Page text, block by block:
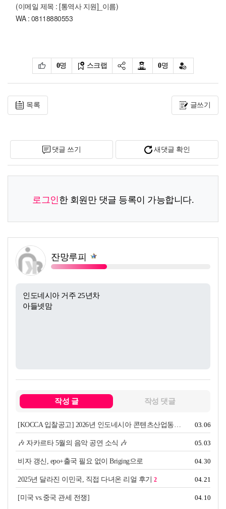
(이메일 제목 : [통역사 지원]_이름)
WA : 08118880553
0명 스크랩 0명
목록 글쓰기
댓글 쓰기 새댓글 확인
로그인한 회원만 댓글 등록이 가능합니다.
잔망루피
인도네시아 거주 25년차
아들넷맘
작성 글 작성 댓글
[KOCCA 입찰공고] 2026년 인도네시아 콘텐츠산업동향조사 위탁용역 03. 06
🎶 자카르타 5월의 음악 공연 소식 🎶 05. 03
비자 갱신, epo+출국 필요 없이 Briging으로 04. 30
2025년 달라진 이민국, 직접 다녀온 리얼 후기 2 04. 21
[미국 vs.중국 관세 전쟁] 04. 10
복사